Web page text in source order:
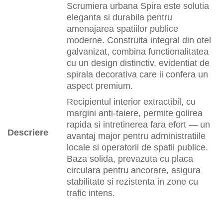
Descriere
Scrumiera urbana Spira este solutia
eleganta si durabila pentru
amenajarea spatiilor publice
moderne. Construita integral din otel
galvanizat, combina functionalitatea
cu un design distinctiv, evidentiat de
spirala decorativa care ii confera un
aspect premium.
Recipientul interior extractibil, cu
margini anti‑taiere, permite golirea
rapida si intretinerea fara efort — un
avantaj major pentru administratiile
locale si operatorii de spatii publice.
Baza solida, prevazuta cu placa
circulara pentru ancorare, asigura
stabilitate si rezistenta in zone cu
trafic intens.